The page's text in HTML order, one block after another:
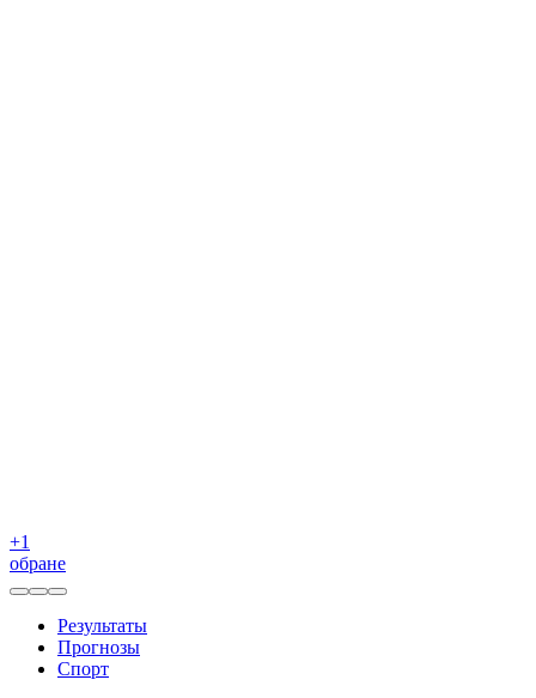
+1
обране
Результаты
Прогнозы
Спорт